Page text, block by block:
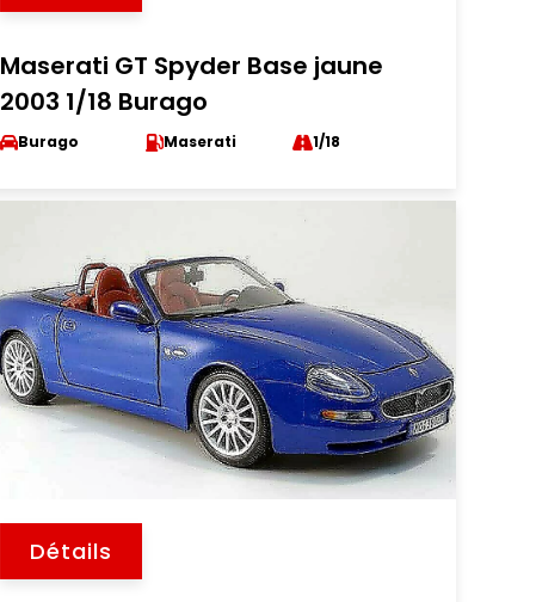
Maserati GT Spyder Base jaune
2003 1/18 Burago
Burago Maserati 1/18
Détails